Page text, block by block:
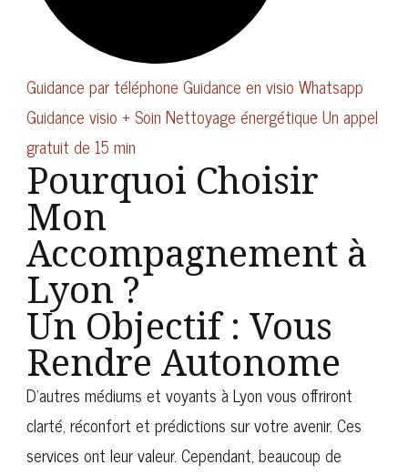
Guidance par téléphone Guidance en visio Whatsapp
Guidance visio + Soin Nettoyage énergétique Un appel
gratuit de 15 min
Pourquoi Choisir
Mon
Accompagnement à
Lyon ?
Un Objectif : Vous
Rendre Autonome
D’autres médiums et voyants à Lyon vous offriront
clarté, réconfort et prédictions sur votre avenir. Ces
services ont leur valeur. Cependant, beaucoup de